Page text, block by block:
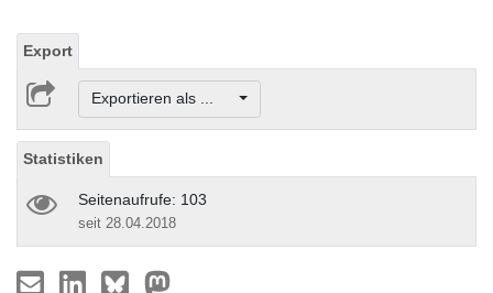
Export
Exportieren als ...
Statistiken
Seitenaufrufe: 103
seit 28.04.2018